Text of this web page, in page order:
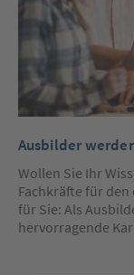
Ausbilder
Wollen Sie Ihr
Fachkräfte für den
für Sie: Als
hervorragende